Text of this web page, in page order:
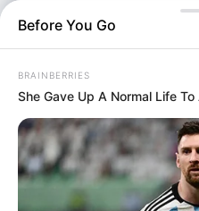
αυτή διαδικασία, που θα
Before You Go
BRAINBERRIES
She Gave Up A Normal Life